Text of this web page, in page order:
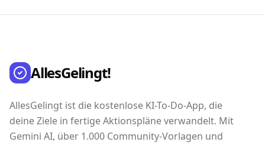
AllesGelingt!
AllesGelingt ist die kostenlose KI-To-Do-App, die
deine Ziele in fertige Aktionspläne verwandelt. Mit
Gemini AI, über 1.000 Community-Vorlagen und